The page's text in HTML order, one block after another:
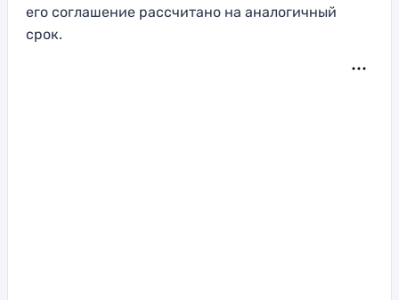
его соглашение рассчитано на аналогичный
срок.